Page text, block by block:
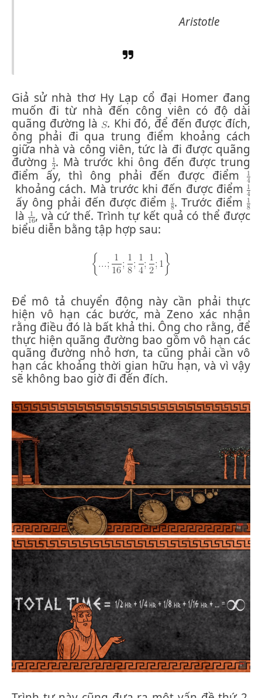
Aristotle
Giả sử nhà thơ Hy Lạp cổ đại Homer đang
muốn đi từ nhà đến công viên có độ dài
quãng đường là
. Khi đó, để đến được đích,
ông phải đi qua trung điểm khoảng cách
giữa nhà và công viên, tức là đi được quãng
đường
. Mà trước khi ông đến được trung
điểm ấy, thì ông phải đến được điểm
khoảng cách. Mà trước khi đến được điểm
ấy ông phải đến được điểm . Trước điểm
là
, và cứ thế. Trình tự kết quả có thể được
biểu diễn bằng tập hợp sau:
Để mô tả chuyển động này cần phải thực
hiện vô hạn các bước, mà Zeno xác nhận
rằng điều đó là bất khả thi. Ông cho rằng, để
thực hiện quãng đường bao gồm vô hạn các
quãng đường nhỏ hơn, ta cũng phải cần vô
hạn các khoảng thời gian hữu hạn, và vì vậy
sẽ không bao giờ đi đến đích.